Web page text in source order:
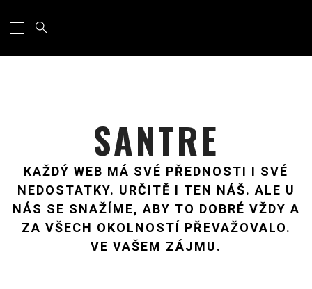
Menu
SANTRE
KAŽDÝ WEB MÁ SVÉ PŘEDNOSTI I SVÉ
NEDOSTATKY. URČITĚ I TEN NÁŠ. ALE U
NÁS SE SNAŽÍME, ABY TO DOBRÉ VŽDY A
ZA VŠECH OKOLNOSTÍ PŘEVAŽOVALO.
VE VAŠEM ZÁJMU.